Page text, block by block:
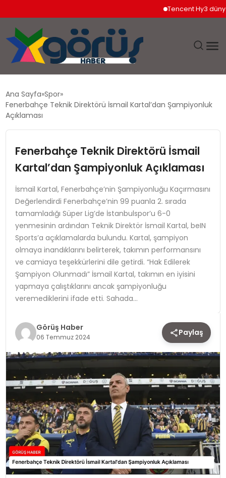
Tencent Hy3 dünya
EKONOMI
MAGAZIN
SAĞLIK
TEKNOLOJI
YAŞAM
Ana Sayfa Spor
Fenerbahçe Teknik Direktörü İsmail Kartal’dan Şampiyonluk
Açıklaması
Fenerbahçe Teknik Direktörü İsmail
Kartal’dan Şampiyonluk Açıklaması
İsmail Kartal, Fenerbahçe’nin Şampiyonluğu Kaçırmasını
Değerlendirdi Fenerbahçe’nin 99 puanla 2. sırada
tamamladığı Süper Lig’de İstanbulspor’u 6-0
yenmesinin ardından Teknik Direktör İsmail Kartal, beIN
Sports’a açıklamalarda bulundu. Kartal, şampiyon
olmaya inandıklarını belirterek, takımın performansını
ve camiaya teşekkürlerini dile getirdi. “Hak Edilerek
Şampiyon Olunmadı” İsmail Kartal, takımın en iyisini
yapmaya çalıştıklarını ancak şampiyonluğu
veremediklerini ifade etti. Sahada…
Görüş Haber
06 Temmuz 2024 Paylaş